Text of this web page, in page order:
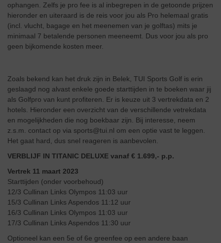
ophangen. Zelfs je pro fee is al inbegrepen in de getoonde prijzen
hieronder en uiteraard is de reis voor jou als Pro helemaal gratis
(incl. vlucht, bagage en het meenemen van je golftas) mits je
minimaal 7 betalende personen meeneemt. Dus voor jou als pro
geen bijkomende kosten meer.
Zoals bekend kan het druk zijn in Belek, TUI Sports Golf is erin
geslaagd nog alvast enkele goede starttijden in te boeken waar jij
als Golfpro van kunt profiteren. Er is keuze uit 3 vertrekdata en 2
hotels. Hieronder een overzicht van de verschillende vetrekdata
en mogelijkheden die nog boekbaar zijn. Bij interesse, neem
z.s.m. contact op via sports@tui.nl om een optie vast te leggen.
Het gaat hard, dus snel reageren is aanbevolen.
VERBLIJF IN TITANIC DELUXE vanaf € 1.699,- p.p.
Vertrek 11 maart 2023
Starttijden (onder voorbehoud)
12/3 Cullinan Links Olympos 11:03 uur
15/3 Cullinan Links Aspendos 11:12 uur
16/3 Cullinan Links Olympos 11:03 uur
17/3 Cullinan Links Aspendos 11:30 uur
Optioneel kan een 5e of 6e greenfee op een andere baan